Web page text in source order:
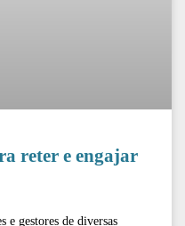
reter e engajar
e gestores de diversas